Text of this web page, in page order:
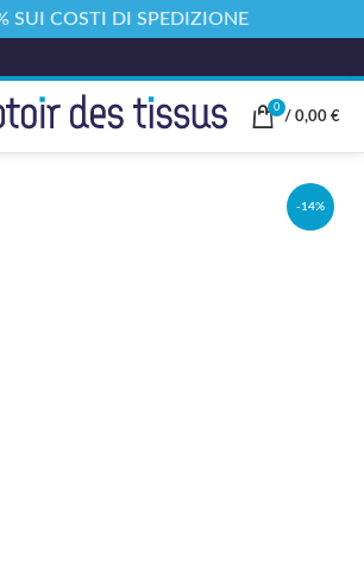
0
/ 0,00 €
-14%
SUI COSTI DI SPEDIZIONE